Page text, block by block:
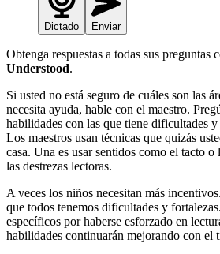
Dictado Enviar
Obtenga respuestas a todas sus preguntas
Understood.
Si usted no está seguro de cuáles son las
necesita ayuda, hable con el maestro.
habilidades con las que tiene dificultades
Los maestros usan técnicas que quizás
casa. Una es usar sentidos como el tacto
las destrezas lectoras.
A veces los niños necesitan más
que todos tenemos dificultades y
específicos por haberse esforzado en
habilidades continuarán mejorando con el